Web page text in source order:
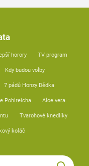
horory TV program
Kdy budou volby
7 pádů Honzy Dědka
Pohlreicha Aloe vera
Tvarohové knedlíky
koláč